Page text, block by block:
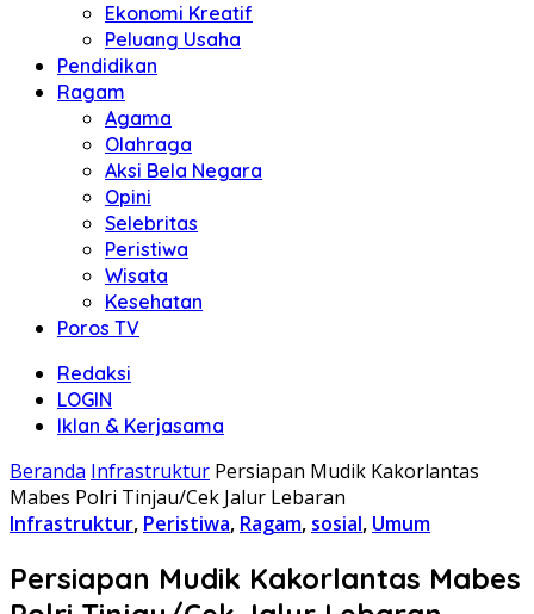
Ekonomi Kreatif
Peluang Usaha
Pendidikan
Ragam
Agama
Olahraga
Aksi Bela Negara
Opini
Selebritas
Peristiwa
Wisata
Kesehatan
Poros TV
Redaksi
LOGIN
Iklan & Kerjasama
Beranda Infrastruktur Persiapan Mudik Kakorlantas
Mabes Polri Tinjau/Cek Jalur Lebaran
Infrastruktur, Peristiwa, Ragam, sosial, Umum
Persiapan Mudik Kakorlantas Mabes